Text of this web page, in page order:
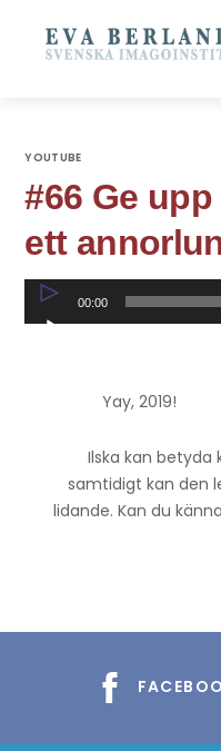
YOUTUBE
#66 Ge
ett
Ljudspelare
00:00
Yay, 2019!
Ilska kan
samtidigt kan den
lidande. Kan du